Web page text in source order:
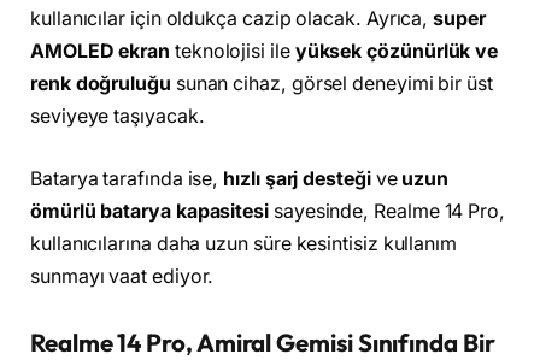
kullanıcılar için oldukça cazip olacak. Ayrıca,super
AMOLED ekran teknolojisi ile yüksek çözünürlük ve
renk doğruluğu sunan cihaz, görsel deneyimi bir üst
seviyeye taşıyacak.
Batarya tarafında ise, hızlı şarj desteğive uzun
ömürlü batarya kapasitesi sayesinde, Realme 14 Pro,
kullanıcılarına daha uzun süre kesintisiz kullanım
sunmayı vaat ediyor.
Realme 14 Pro, Amiral Gemisi Sınıfında Bir